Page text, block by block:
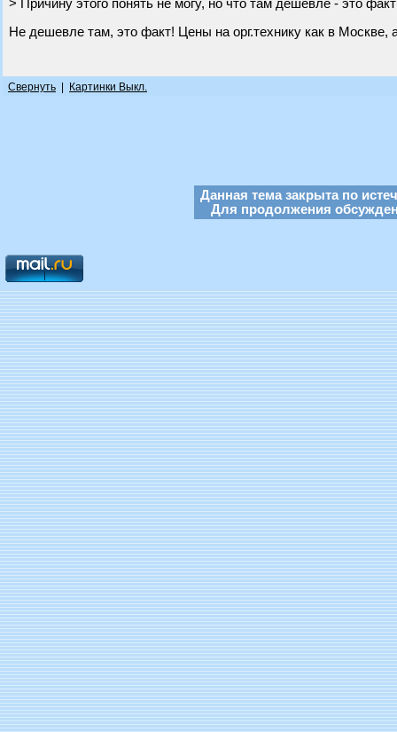
> Причину этого понять не могу, но что там дешевле - это
Не дешевле там, это факт! Цены на орг.технику как в
Свернуть Картинки Выкл.
Данная тема закрыта по
Для продолжения